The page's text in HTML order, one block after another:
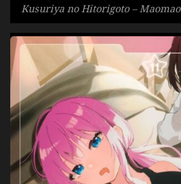
Kusuriya no Hitorigoto –